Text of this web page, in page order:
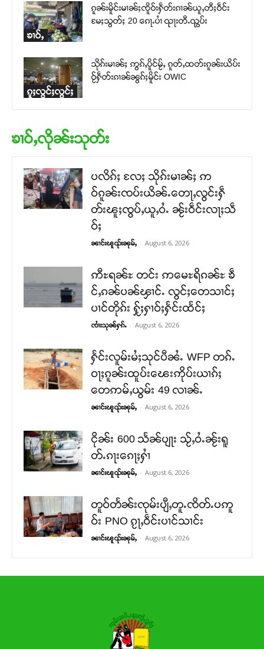
ၶၢဝ်ႇ
ၵူၼ်းမိူင်းမၢၼ်ႈၸိူဝ်းႁဵတ်းၵၢၼ်ယူႇတီႈဝဵင်း
မႄႈသွတ်ႈ 20 ၵေႃႉပၢႆ ၺႃးတီႉၺွပ်း
ၵူႈလွင်ႈလွင်ႈ
သိုၵ်းမၢၼ်ႈ ဢွၵ်ႇပိူင်မႂ်ႇ ၵူတ်ႇထတ်းၵူၼ်းယိပ်း
ဝႂ်ႁဵတ်းၵၢၼ်ၼွၵ်ႈမိူင်း OWIC
ၶၢဝ်ႇလိုၼ်းသုတ်း
ပလိၵ်ႈ လႄႈ သိုၵ်းမၢၼ်ႈ ဢ
ဝ်ၵူၼ်းၸပ်းယိၼ်ႉတေႃႇလွင်းႁဵ
တ်းၽူႈၸွပ်ႇယူႇဝႆႉ ၼႂ်းဝဵင်းလႃႈသဵ
ဝ်ႈ
ၼၢင်းၽူၺ်းၼုမ်ႇ - August 6, 2026
ဢီႊရၼ်ႊ တင်း ဢမေႊရိၵၼ်ႊ ၶဵ
င်ႇၵၼ်ပၼ်ၾၢင်ႉ လွင်ႈတေသၢင်ႈ
ပၢင်တိုၵ်း ႁႂ်ႈႁၢဝ်ႈႁႅင်းထႅင်ႈ
ၸၢႆးသုၼ်ႁၵ်ႉ - August 6, 2026
ႁႅင်းလူမ်းမႆႈသုင်ပီၼႆႉ WFP တၵ်ႉ
ဝႃႈၵူၼ်းထူပ်းၽေးဢိုပ်းယၢၵ်ႈ
တေဢမ်ႇယွမ်း 49 လၢၼ်ႉ
ၼၢင်းၽူၺ်းၼုမ်ႇ - August 6, 2026
ငိုၼ်း 600 သႅၼ်ပျႃး သႂ်ႇဝႆႉၼႂ်းရူ
တ်ႉၵႃးၵေႃႈႁၢႆ
ၼၢင်းၽူၺ်းၼုမ်ႇ - August 6, 2026
တူဝ်တႅၼ်းၸုမ်းပျီႇတူႉၸိတ်ႉပဢူ
ဝ်း PNO ၵႂႃႇဝဵင်းပၢင်သၢင်း
ၼၢင်းၽူၺ်းၼုမ်ႇ - August 6, 2026